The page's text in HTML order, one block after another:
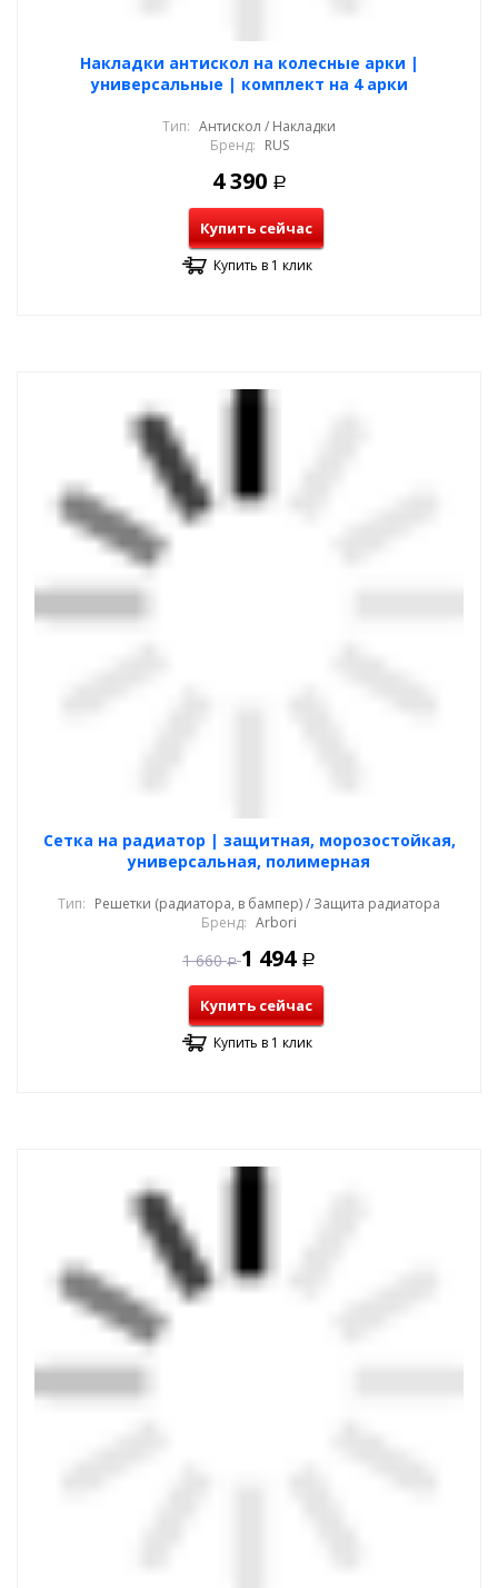
Накладки антискол на колесные арки |
универсальные | комплект на 4 арки
Тип: Антискол / Накладки
Бренд: RUS
4 390 Р
Купить сейчас
Купить в 1 клик
Cетка на радиатор | защитная, морозостойкая,
универсальная, полимерная
Тип: Решетки (радиатора, в бампер) / Защита радиатора
Бренд: Arbori
1 660 Р 1 494 Р
Купить сейчас
Купить в 1 клик